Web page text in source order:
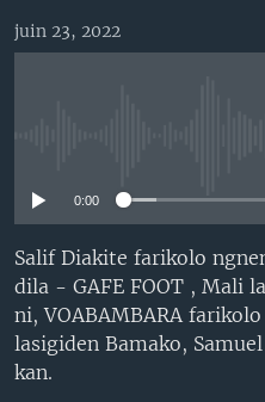
juin 23, 2022
0:00
Salif Diakite farikolo
dila - GAFE FOOT , Mali
ni, VOABAMBARA
lasigiden Bamako,
kan.